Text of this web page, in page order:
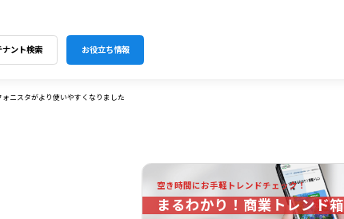
ナント検索 お役立ち情報
ォニスタがより使いやすくなりました
空き時間にお手軽トレンドチェック！
まるわかり！商業トレンド箱